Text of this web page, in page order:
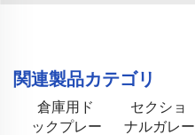
関連製品カテゴリ
倉庫用ド
ックプレー
セクショ
ナルガレー